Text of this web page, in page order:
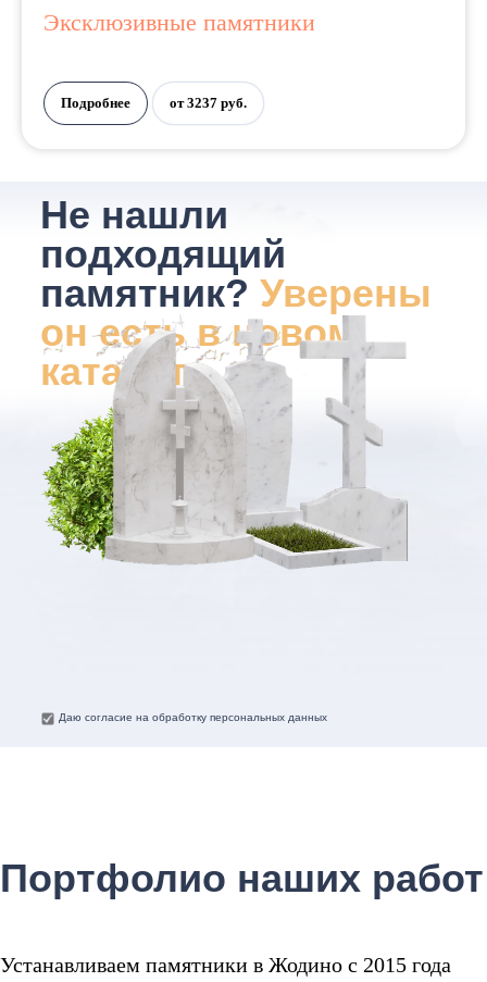
Эксклюзивные памятники
Подробнее от 3237 руб.
Не нашли
подходящий
памятник? Уверены
он есть в новом
каталоге
Даю согласие на обработку персональных данных
Портфолио наших работ
Устанавливаем памятники в Жодино с 2015 года